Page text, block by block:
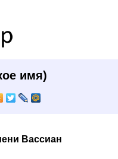
имя)
Вассиан